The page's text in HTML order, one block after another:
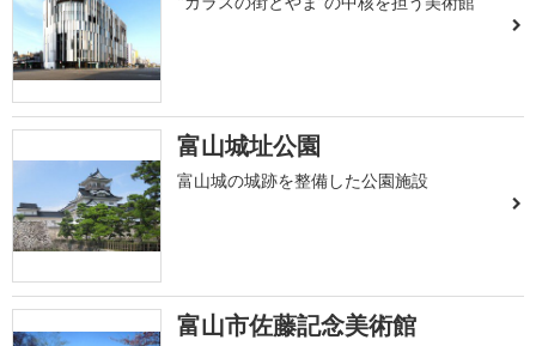
富山城址公園
富山城の城跡を整備した公園施設
富山市佐藤記念美術館